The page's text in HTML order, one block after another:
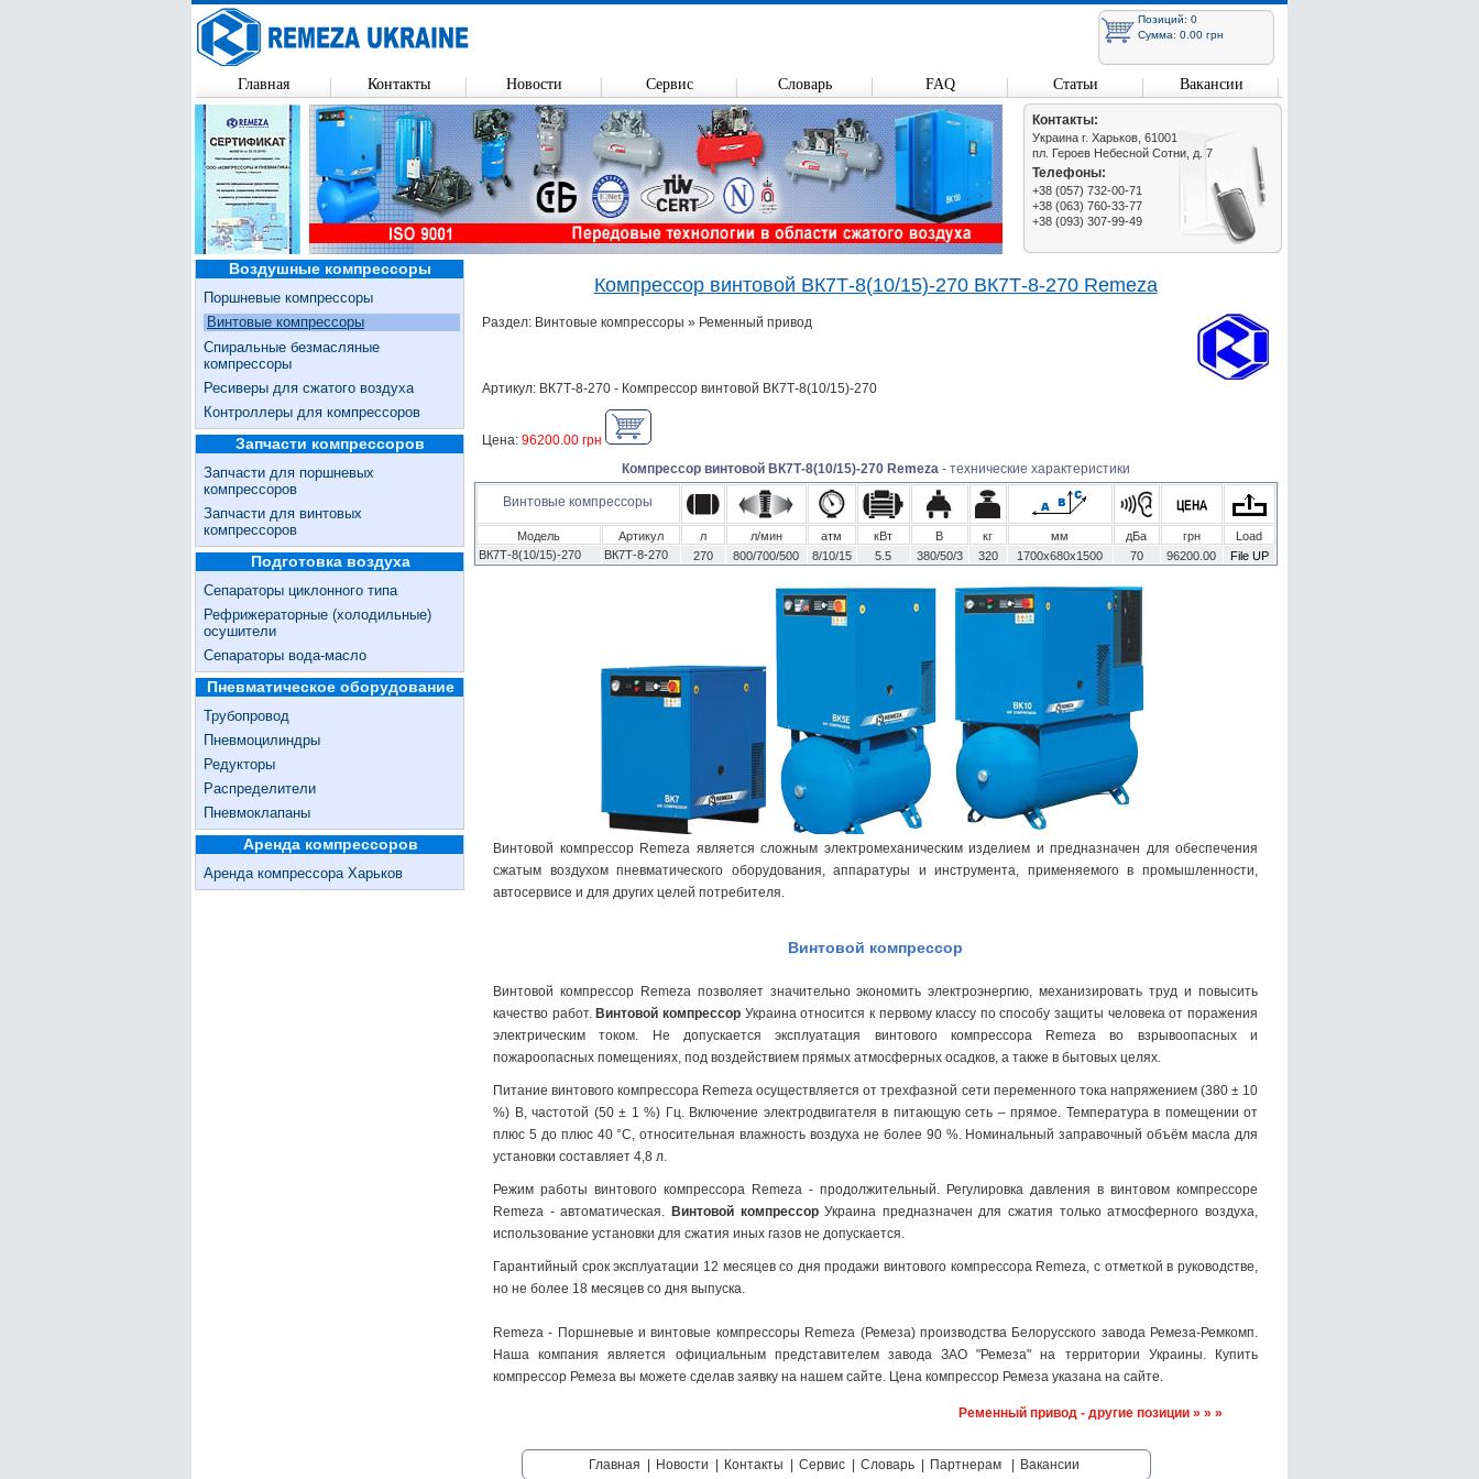
Контакты:
Украина г. Харьков, 61001
пл. Героев Небесной Сотни, д. 7
Телефоны:
+38 (057) 732-00-71
+38 (063) 760-33-77
+38 (093) 307-99-49
Воздушные компрессоры
Поршневые компрессоры
Винтовые компрессоры
Спиральные безмасляные
компрессоры
Ресиверы для сжатого воздуха
Контроллеры для компрессоров
Запчасти компрессоров
Запчасти для поршневых
компрессоров
Запчасти для винтовых
компрессоров
Подготовка воздуха
Сепараторы циклонного типа
Рефрижераторные (холодильные)
осушители
Сепараторы вода-масло
Пневматическое оборудование
Трубопровод
Пневмоцилиндры
Редукторы
Распределители
Пневмоклапаны
Аренда компрессоров
Аренда компрессора Харьков
Компрессор винтовой ВК7Т-8(10/15)-270 ВК7Т-8-270 Remeza
Раздел: Винтовые компрессоры » Ременный привод
Артикул: ВК7Т-8-270 - Компрессор винтовой ВК7Т-8(10/15)-270
Цена: 96200.00 грн
Компрессор винтовой ВК7Т-8(10/15)-270 Remeza- технические характеристики
Винтовые компрессоры
Модель Артикул л л/мин атм кВт В кг мм дБа грн
Load
ВК7Т-8(10/15)-270
ВК7Т-8-270 270 800/700/500 8/10/15 5.5 380/50/3 320 1700х680х1500 70 96200.00 File UP
Винтовой компрессор Remeza является сложным электромеханическим изделием и предназначен для обеспечения
сжатым воздухом пневматического оборудования, аппаратуры и инструмента, применяемого в промышленности,
автосервисе и для других целей потребителя.
Винтовой компрессор
Винтовой компрессор Remeza позволяет значительно экономить электроэнергию, механизировать труд и повысить
качество работ. Винтовой компрессор Украина относится к первому классу по способу защиты человека от поражения
электрическим током. Не допускается эксплуатация винтового компрессора Remeza во взрывоопасных и
пожароопасных помещениях, под воздействием прямых атмосферных осадков, а также в бытовых целях.
Питание винтового компрессора Remeza осуществляется от трехфазной сети переменного тока напряжением (380 ± 10
%) В, частотой (50 ± 1 %) Гц. Включение электродвигателя в питающую сеть – прямое. Температура в помещении от
плюс 5 до плюс 40 °С, относительная влажность воздуха не более 90 %. Номинальный заправочный объём масла для
установки составляет 4,8 л.
Режим работы винтового компрессора Remeza - продолжительный. Регулировка давления в винтовом компрессоре
Remeza - автоматическая. Винтовой компрессорУкраина предназначен для сжатия только атмосферного воздуха,
использование установки для сжатия иных газов не допускается.
Гарантийный срок эксплуатации 12 месяцев со дня продажи винтового компрессора Remeza, с отметкой в руководстве,
но не более 18 месяцев со дня выпуска.
Remeza - Поршневые и винтовые компрессоры Remeza (Ремеза) производства Белорусского завода Ремеза-Ремкомп.
Наша компания является официальным представителем завода ЗАО "Ремеза" на территории Украины. Купить
компрессор Ремеза вы можете сделав заявку на нашем сайте. Цена компрессор Ремеза указана на сайте.
Ременный привод - другие позиции » » »
Позиций: 0
Сумма: 0.00 грн
Главная Контакты Новости Сервис Словарь FAQ Статьи Вакансии
Главная Новости Контакты Сервис Словарь Партнерам Вакансии